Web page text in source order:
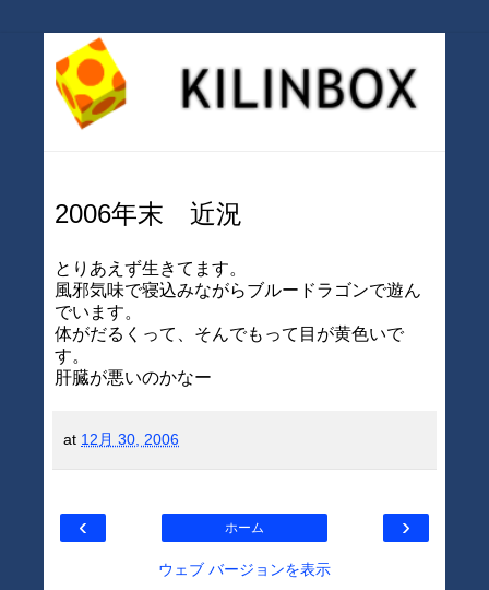
2006年末 近況
とりあえず生きてます。
風邪気味で寝込みながらブルードラゴンで遊ん
でいます。
体がだるくって、そんでもって目が黄色いで
す。
肝臓が悪いのかなー
at 12月 30, 2006
‹ ›
ホーム
ウェブ バージョンを表示